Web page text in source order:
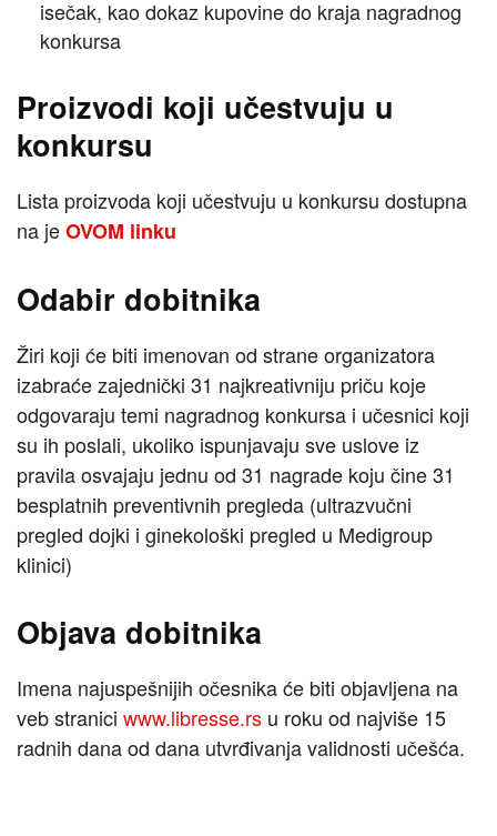
isečak, kao dokaz kupovine do kraja nagradnog
konkursa
Proizvodi koji učestvuju u
konkursu
Lista proizvoda koji učestvuju u konkursu dostupna
na jeOVOM linku
Odabir dobitnika
Žiri koji će biti imenovan od strane organizatora
izabraće zajednički 31 najkreativniju priču koje
odgovaraju temi nagradnog konkursa i učesnici koji
su ih poslali, ukoliko ispunjavaju sve uslove iz
pravila osvajaju jednu od 31 nagrade koju čine 31
besplatnih preventivnih pregleda (ultrazvučni
pregled dojki i ginekološki pregled u Medigroup
klinici)
Objava dobitnika
Imena najuspešnijih očesnika će biti objavljena na
veb stranici www.libresse.rs u roku od najviše 15
radnih dana od dana utvrđivanja validnosti učešća.